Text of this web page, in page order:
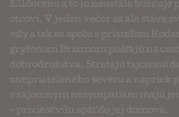
Elldorenu a to ju neustále burcuje
otcovi. V jeden večer sa ale stáva
víly a tak sa spolu s priateľom
gryfónom Briamom púšťajú na
dobrodružstva. Stretajú tajomnú
znepriateleného severu a napriek
vzájomným nesympatiám majú
– priviesť vílu späť do jej domova.